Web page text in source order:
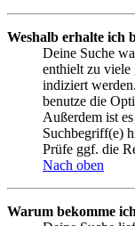
Weshalb erhalte ich
Deine Suche
enthielt zu
indiziert
benutze die
Außerdem ist
Suchbegriff(e)
Prüfe ggf. die
Nach oben
Warum bekomme